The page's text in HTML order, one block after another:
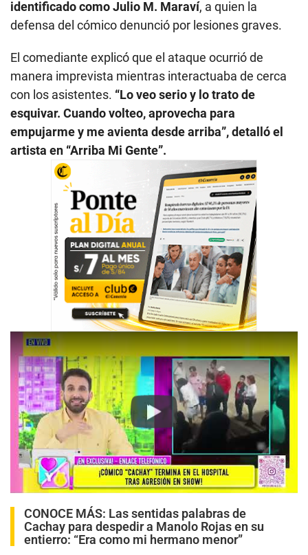
identificado como Julio M. Maraví, a quien la
defensa del cómico denunció por lesiones graves.
El comediante explicó que el ataque ocurrió de
manera imprevista mientras interactuaba de cerca
con los asistentes. “Lo veo serio y lo trato de
esquivar. Cuando volteo, aprovecha para
empujarme y me avienta desde arriba”, detalló el
artista en “Arriba Mi Gente”.
Play
CONOCE MÁS: Las sentidas palabras de
Cachay para despedir a Manolo Rojas en su
entierro: “Era como mi hermano menor”